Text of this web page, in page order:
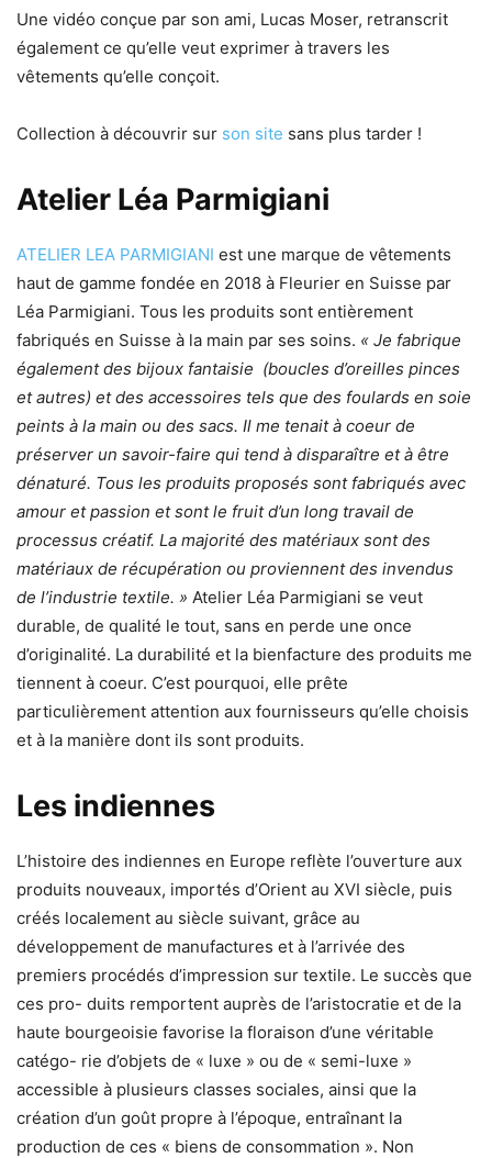
Une vidéo conçue par son ami, Lucas Moser, retranscrit
également ce qu’elle veut exprimer à travers les
vêtements qu’elle conçoit.
Collection à découvrir sur son site sans plus tarder !
Atelier Léa Parmigiani
ATELIER LEA PARMIGIANI est une marque de vêtements
haut de gamme fondée en 2018 à Fleurier en Suisse par
Léa Parmigiani. Tous les produits sont entièrement
fabriqués en Suisse à la main par ses soins. « Je fabrique
également des bijoux fantaisie (boucles d’oreilles pinces
et autres) et des accessoires tels que des foulards en soie
peints à la main ou des sacs. Il me tenait à coeur de
préserver un savoir-faire qui tend à disparaître et à être
dénaturé. Tous les produits proposés sont fabriqués avec
amour et passion et sont le fruit d’un long travail de
processus créatif. La majorité des matériaux sont des
matériaux de récupération ou proviennent des invendus
de l’industrie textile. » Atelier Léa Parmigiani se veut
durable, de qualité le tout, sans en perde une once
d’originalité. La durabilité et la bienfacture des produits me
tiennent à coeur. C’est pourquoi, elle prête
particulièrement attention aux fournisseurs qu’elle choisis
et à la manière dont ils sont produits.
Les indiennes
L’histoire des indiennes en Europe reflète l’ouverture aux
produits nouveaux, importés d’Orient au XVI siècle, puis
créés localement au siècle suivant, grâce au
développement de manufactures et à l’arrivée des
premiers procédés d’impression sur textile. Le succès que
ces pro- duits remportent auprès de l’aristocratie et de la
haute bourgeoisie favorise la floraison d’une véritable
catégo- rie d’objets de « luxe » ou de « semi-luxe »
accessible à plusieurs classes sociales, ainsi que la
création d’un goût propre à l’époque, entraînant la
production de ces « biens de consommation ». Non